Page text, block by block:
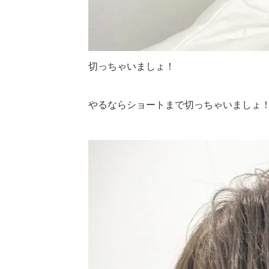
切っちゃいましょ！
やるならショートまで切っちゃいましょ